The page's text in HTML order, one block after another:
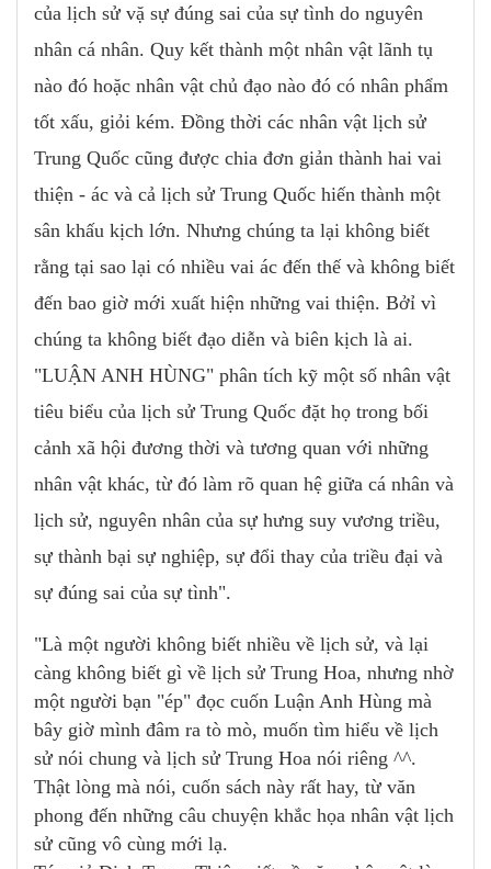
của lịch sử vặ sự đúng sai của sự tình do nguyên
nhân cá nhân. Quy kết thành một nhân vật lãnh tụ
nào đó hoặc nhân vật chủ đạo nào đó có nhân phẩm
tốt xấu, giỏi kém. Đồng thời các nhân vật lịch sử
Trung Quốc cũng được chia đơn giản thành hai vai
thiện - ác và cả lịch sử Trung Quốc hiến thành một
sân khấu kịch lớn. Nhưng chúng ta lại không biết
rằng tại sao lại có nhiều vai ác đến thế và không biết
đến bao giờ mới xuất hiện những vai thiện. Bởỉ vì
chúng ta không biết đạo diễn và biên kịch là ai.
"LUẬN ANH HÙNG" phân tích kỹ một số nhân vật
tiêu biểu của lịch sử Trung Quốc đặt họ trong bối
cảnh xã hội đương thời và tương quan với những
nhân vật khác, từ đó làm rõ quan hệ giữa cá nhân và
lịch sử, nguyên nhân của sự hưng suy vương triều,
sự thành bại sự nghiệp, sự đổi thay của triều đại và
sự đúng sai của sự tình".
"Là một người không biết nhiều về lịch sử, và lại
càng không biết gì về lịch sử Trung Hoa, nhưng nhờ
một người bạn "ép" đọc cuốn Luận Anh Hùng mà
bây giờ mình đâm ra tò mò, muốn tìm hiểu về lịch
sử nói chung và lịch sử Trung Hoa nói riêng ^^.
Thật lòng mà nói, cuốn sách này rất hay, từ văn
phong đến những câu chuyện khắc họa nhân vật lịch
sử cũng vô cùng mới lạ.